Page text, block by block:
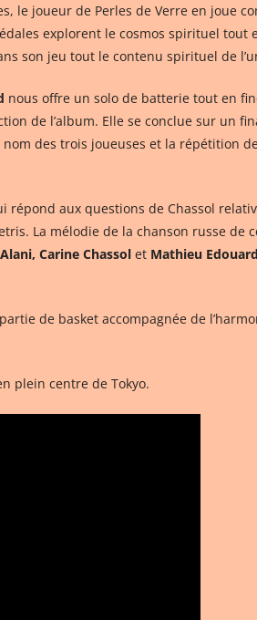
joueur de Perles de Verre en joue
explorent le cosmos spirituel
son jeu tout le contenu spirituel de
nous offre un solo de batterie tout en
de l’album. Elle se conclue sur un
nom des trois joueuses et la répétition
répond aux questions de Chassol
La mélodie de la chanson russe de
Alani, Carine Chassol et Mathieu Edouard
de basket accompagnée de
plein centre de Tokyo.